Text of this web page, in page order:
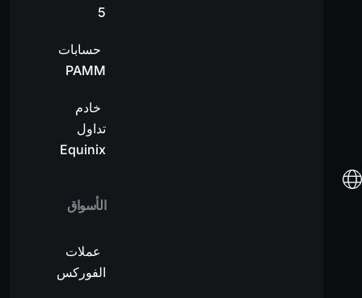
5
حسابات
PAMM
خادم
تداول
Equinix
الأسواق
عملات
الفوركس